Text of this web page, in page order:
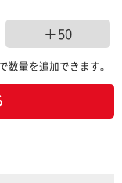
＋50
数量を追加できます。